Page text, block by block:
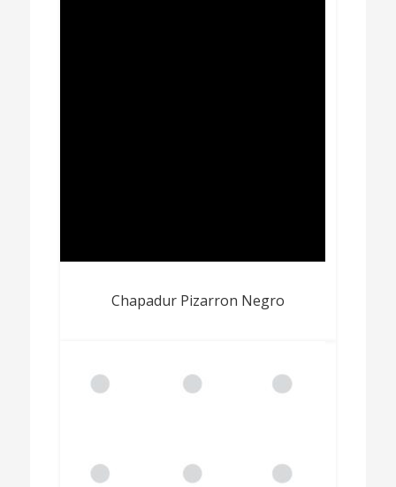
Chapadur Pizarron Negro